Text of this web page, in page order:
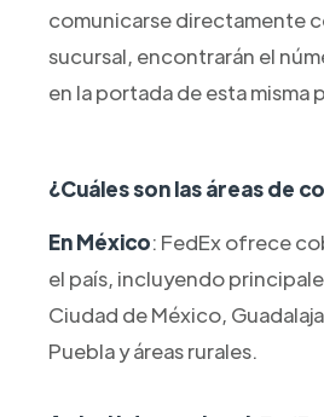
comunicarse directamente
sucursal, encontrarán el
en la portada de esta misma
¿Cuáles son las áreas de
En México: FedEx ofrece
el país, incluyendo
Ciudad de México,
Puebla y áreas rurales.